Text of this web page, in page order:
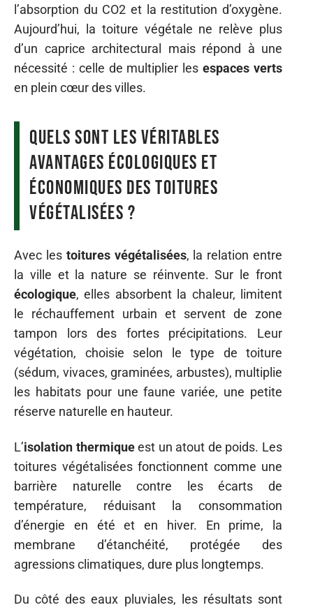
l’absorption du CO2 et la restitution d’oxygène.
Aujourd’hui, la toiture végétale ne relève plus
d’un caprice architectural mais répond à une
nécessité : celle de multiplier lesespaces verts
en plein cœur des villes.
Quels sont les véritables
avantages écologiques et
économiques des toitures
végétalisées ?
Avec les toitures végétalisées, la relation entre
la ville et la nature se réinvente. Sur le front
écologique, elles absorbent la chaleur, limitent
le réchauffement urbain et servent de zone
tampon lors des fortes précipitations. Leur
végétation, choisie selon le type de toiture
(sédum, vivaces, graminées, arbustes), multiplie
les habitats pour une faune variée, une petite
réserve naturelle en hauteur.
L’isolation thermiqueest un atout de poids. Les
toitures végétalisées fonctionnent comme une
barrière naturelle contre les écarts de
température, réduisant la consommation
d’énergie en été et en hiver. En prime, la
membrane d’étanchéité, protégée des
agressions climatiques, dure plus longtemps.
Du côté des eaux pluviales, les résultats sont